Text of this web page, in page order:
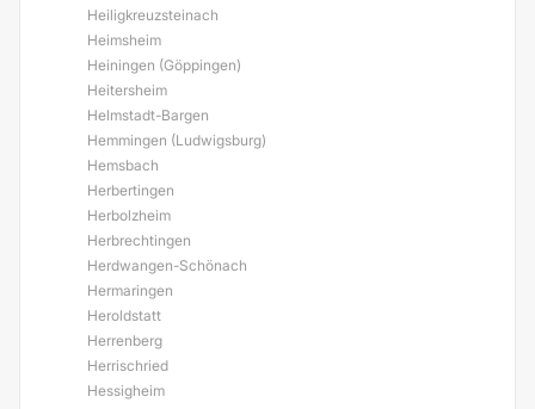
Heiligkreuzsteinach
Heimsheim
Heiningen (Göppingen)
Heitersheim
Helmstadt-Bargen
Hemmingen (Ludwigsburg)
Hemsbach
Herbertingen
Herbolzheim
Herbrechtingen
Herdwangen-Schönach
Hermaringen
Heroldstatt
Herrenberg
Herrischried
Hessigheim